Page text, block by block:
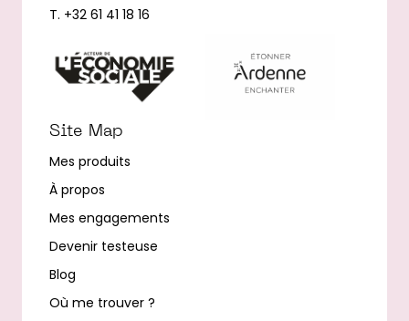
T. +32 61 41 18 16
Site Map
Mes produits
À propos
Mes engagements
Devenir testeuse
Blog
Où me trouver ?